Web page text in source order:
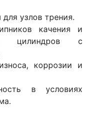
узлов трения.
качения и
цилиндров с
коррозии и
в условиях